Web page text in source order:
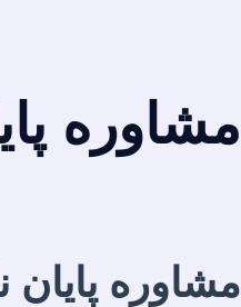
مشاوره
مشاوره